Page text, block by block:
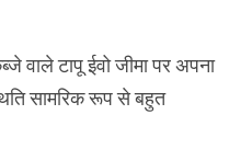
वाले टापू ईवो जीमा पर अपना
सामरिक रूप से बहुत